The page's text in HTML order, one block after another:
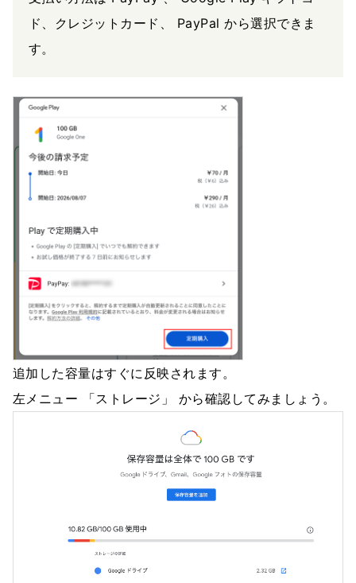
ド、クレジットカード、 PayPal から選択できま
す。
追加した容量はすぐに反映されます。
左メニュー 「ストレージ」 から確認してみましょう。